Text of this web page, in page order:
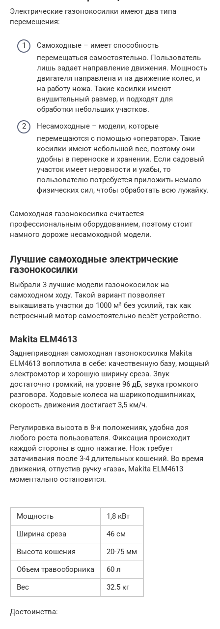
Электрические газонокосилки имеют два типа
перемещения:
Самоходные – имеет способность
перемещаться самостоятельно. Пользователь
лишь задает направление движения. Мощность
двигателя направлена и на движение колес, и
на работу ножа. Такие косилки имеют
внушительный размер, и подходят для
обработки небольших участков.
Несамоходные – модели, которые
перемещаются с помощью «оператора». Такие
косилки имеют небольшой вес, поэтому они
удобны в переноске и хранении. Если садовый
участок имеет неровности и ухабы, то
пользователю потребуется приложить немало
физических сил, чтобы обработать всю лужайку.
Самоходная газонокосилка считается
профессиональным оборудованием, поэтому стоит
намного дороже несамоходной модели.
Лучшие самоходные электрические
газонокосилки
Выбрали 3 лучшие модели газонокосилок на
самоходном ходу. Такой вариант позволяет
выкашивать участки до 1000 м² без усилий, так как
встроенный мотор самостоятельно везёт устройство.
Makita ELM4613
Заднеприводная самоходная газонокосилка Makita
ELM4613 воплотила в себе: качественную базу, мощный
электромотор и хорошую ширину среза. Звук
достаточно громкий, на уровне 96 дБ, звука громкого
разговора. Ходовые колеса на шарикоподшипниках,
скорость движения достигает 3,5 км/ч.
Регулировка высота в 8-и положениях, удобна доя
любого роста пользователя. Фиксация происходит
каждой стороны в одно нажатие. Нож требует
затачивания после 3-4 длительных кошений. Во время
движения, отпустив ручку «газа», Makita ELM4613
моментально остановится.
Мощность
1,8 кВт
Ширина среза
46 см
Высота кошения
20-75 мм
Объем травосборника
60 л
Вес
32.5 кг
Достоинства: